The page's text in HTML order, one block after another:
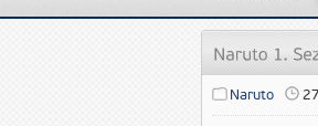
Naruto